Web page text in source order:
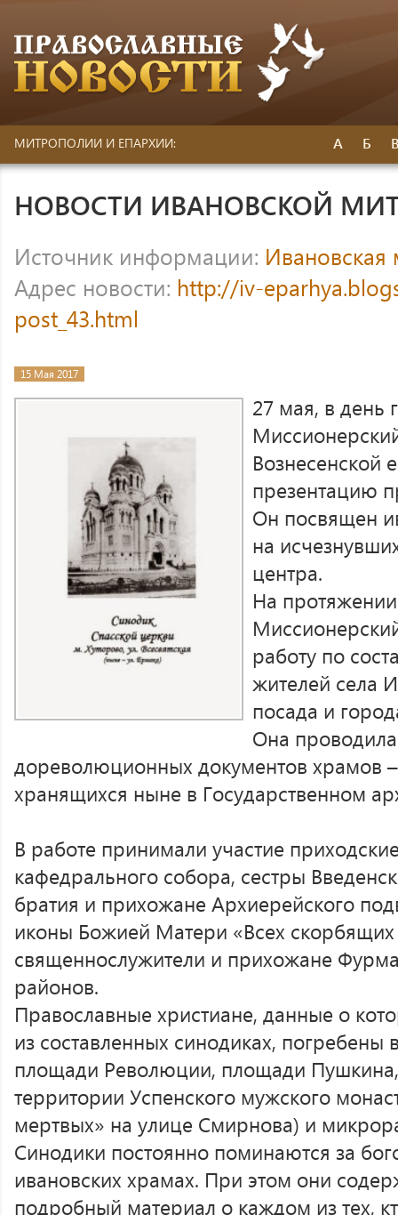
МИТРОПОЛИИ И ЕПАРХИИ: А Б
НОВОСТИ ИВАНОВСКОЙ
Источник информации:
Адрес новости: http://iv-
post_43.html
15 Мая 2017
27 мая, в день
Вознесенской
презентацию
Он посвящен
на
центра.
На
работу по
жителей села
посада и
Она
дореволюционных документов храмов
хранящихся ныне в Государственном
В работе принимали участие
кафедрального собора, сестры
братия и прихожане Архиерейского
иконы Божией Матери «Всех скорбящих
священнослужители и прихожане
районов.
Православные христиане, данные о
из составленных синодиках,
площади Революции, площади
территории Успенского мужского
мертвых» на улице Смирнова) и
Синодики постоянно поминаются за
ивановских храмах. При этом они
подробный материал о каждом из тех,